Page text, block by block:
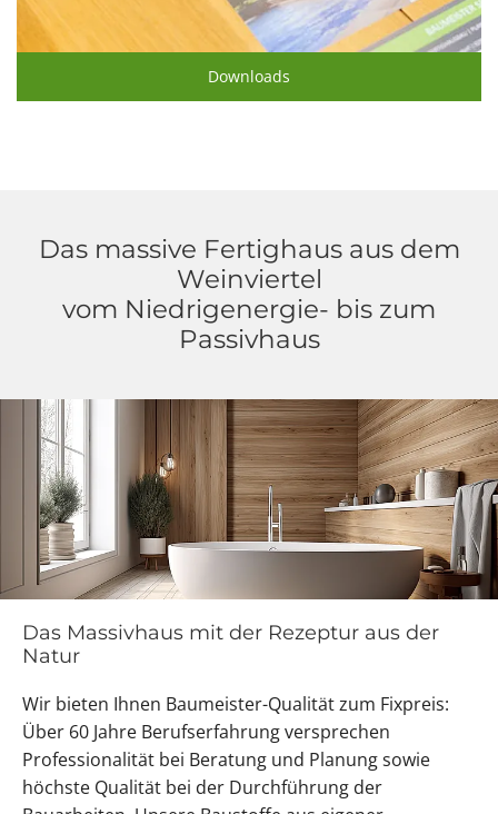
Downloads
Das massive Fertighaus aus dem
Weinviertel
vom Niedrigenergie- bis zum
Passivhaus
Das Massivhaus mit der Rezeptur aus der
Natur
Wir bieten Ihnen Baumeister-Qualität zum Fixpreis:
Über 60 Jahre Berufserfahrung versprechen
Professionalität bei Beratung und Planung sowie
höchste Qualität bei der Durchführung der